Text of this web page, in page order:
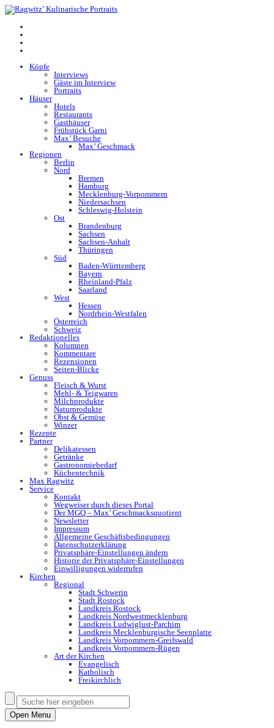
Köpfe
Interviews
Gäste im Interview
Portraits
Häuser
Hotels
Restaurants
Gasthäuser
Frühstück Garni
Max’ Besuche
Max’ Geschmack
Regionen
Berlin
Nord
Bremen
Hamburg
Mecklenburg-Vorpommern
Niedersachsen
Schleswig-Holstein
Ost
Brandenburg
Sachsen
Sachsen-Anhalt
Thüringen
Süd
Baden-Württemberg
Bayern
Rheinland-Pfalz
Saarland
West
Hessen
Nordrhein-Westfalen
Österreich
Schweiz
Redaktionelles
Kolumnen
Kommentare
Rezensionen
Seiten-Blicke
Genuss
Fleisch & Wurst
Mehl- & Teigwaren
Milchprodukte
Naturprodukte
Obst & Gemüse
Winzer
Rezepte
Partner
Delikatessen
Getränke
Gastronomiebedarf
Küchentechnik
Max Ragwitz
Service
Kontakt
Wegweiser durch dieses Portal
Der MGQ – Max’ Geschmacksquotient
Newsletter
Impressum
Allgemeine Geschäftsbedingungen
Datenschutzerklärung
Privatsphäre-Einstellungen ändern
Historie der Privatsphäre-Einstellungen
Einwilligungen widerrufen
Kirchen
Regional
Stadt Schwerin
Stadt Rostock
Landkreis Rostock
Landkreis Nordwestmecklenburg
Landkreis Ludwiglust-Parchim
Landkreis Mecklenburgische Seenplatte
Landkreis Vorpommern-Greifswald
Landkreis Vorpommern-Rügen
Art der Kirchen
Evangelisch
Katholisch
Freikirchlich
Open Menu